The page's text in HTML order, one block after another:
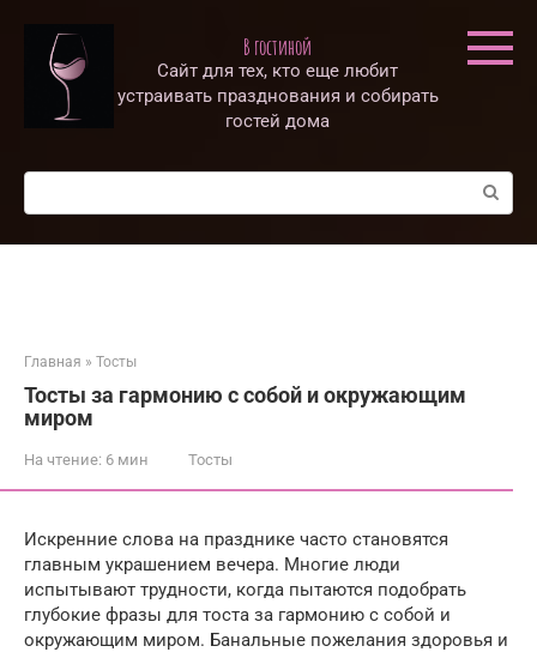
контенту
В гостиной
Сайт для тех, кто еще любит
устраивать празднования и собирать
гостей дома
Поиск:
Главная » Тосты
Тосты за гармонию с собой и окружающим
миром
На чтение: 6 мин Тосты
Искренние слова на празднике часто становятся
главным украшением вечера. Многие люди
испытывают трудности, когда пытаются подобрать
глубокие фразы для тоста за гармонию с собой и
окружающим миром. Банальные пожелания здоровья и